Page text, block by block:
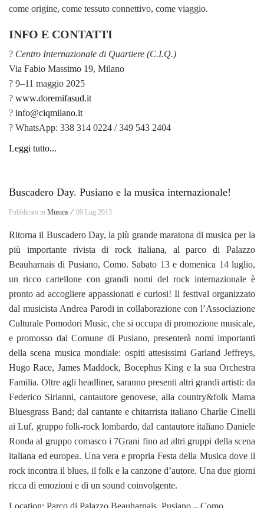
come origine, come tessuto connettivo, come viaggio.
INFO E CONTATTI
? Centro Internazionale di Quartiere (C.I.Q.)
Via Fabio Massimo 19, Milano
? 9–11 maggio 2025
? www.doremifasud.it
? info@ciqmilano.it
? WhatsApp: 338 314 0224 / 349 543 2404
Leggi tutto...
Buscadero Day. Pusiano e la musica internazionale!
Pubblicato in Musica ⁄ 09 Lug 2013
Ritorna il Buscadero Day, la più grande maratona di musica per la
più importante rivista di rock italiana, al parco di Palazzo
Beauharnais di Pusiano, Como. Sabato 13 e domenica 14 luglio,
un ricco cartellone con grandi nomi del rock internazionale è
pronto ad accogliere appassionati e curiosi! Il festival organizzato
dal musicista Andrea Parodi in collaborazione con l’Associazione
Culturale Pomodori Music, che si occupa di promozione musicale,
e promosso dal Comune di Pusiano, presenterà nomi importanti
della scena musica mondiale: ospiti attesissimi Garland Jeffreys,
Hugo Race, James Maddock, Bocephus King e la sua Orchestra
Familia. Oltre agli headliner, saranno presenti altri grandi artisti: da
Federico Sirianni, cantautore genovese, alla country&folk Mama
Bluesgrass Band; dal cantante e chitarrista italiano Charlie Cinelli
ai Luf, gruppo folk-rock lombardo, dal cantautore italiano Daniele
Ronda al gruppo comasco i 7Grani fino ad altri gruppi della scena
italiana ed europea. Una vera e propria Festa della Musica dove il
rock incontra il blues, il folk e la canzone d’autore. Una due giorni
ricca di emozioni e di un sound coinvolgente.